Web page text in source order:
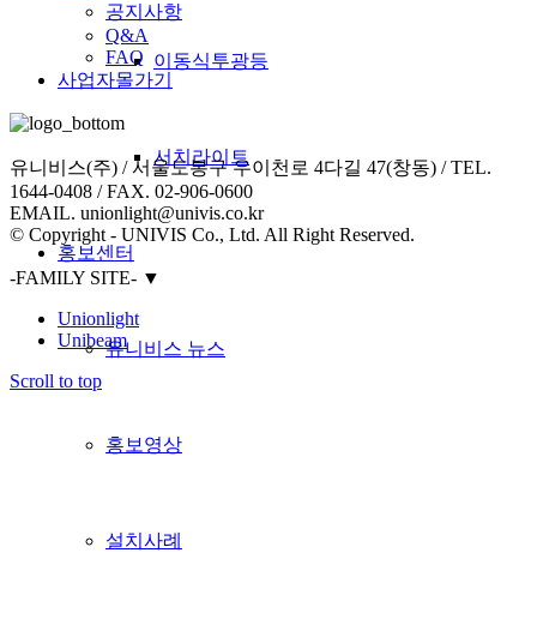
이동식투광등
서치라이트
홍보센터
유니비스 뉴스
홍보영상
설치사례
공지사항
Q&A
FAQ
사업자몰가기
유니비스(주) / 서울도봉구 우이천로 4다길 47(창동) / TEL.
1644-0408 / FAX. 02-906-0600
EMAIL. unionlight@univis.co.kr
© Copyright - UNIVIS Co., Ltd. All Right Reserved.
-FAMILY SITE- ▼
Unionlight
Unibeam
Scroll to top